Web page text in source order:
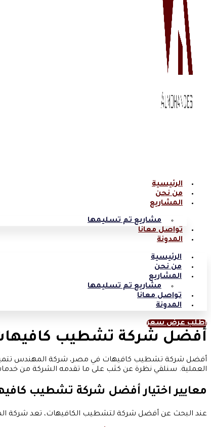
الرئيسية
من نحن
المشاريع
مشاريع تم تسليمها
تواصل معانا
المدونة
الرئيسية
من نحن
المشاريع
مشاريع تم تسليمها
تواصل معانا
المدونة
اطلب عرض سعر
أفضل شركة تشطيب
أفضل شركة تشطيب كافيهات في مصر، شركة المهندس تتميز
العملية. سنلقي نظرة عن كثب على ما تقدمه الشركة من خدمات
معايير اختيار أفضل شركة تشطيب
عند البحث عن أفضل شركة لتشطيب الكافيهات، تعد شركة